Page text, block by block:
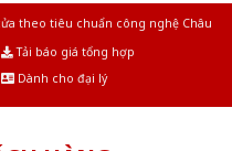
theo tiêu chuẩn công nghệ Châu
Tải báo giá tổng hợp
Dành cho đại lý